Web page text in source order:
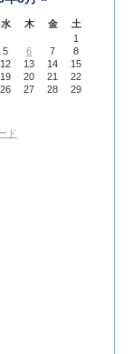
水 木 金
土
1
5 6 7
8
12 13 14
15
19 20 21
22
26 27 28
29
ド